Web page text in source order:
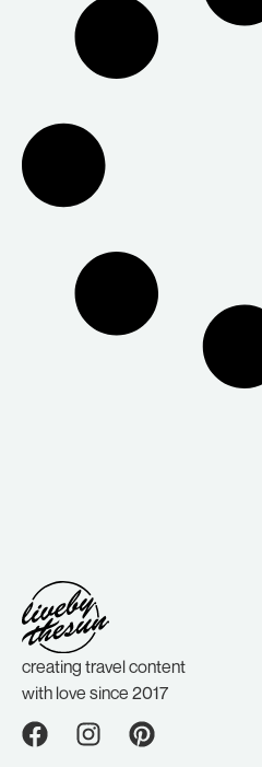
creating travel content
with love since 2017
Funktionen und sind für die
Cookie-
Statistiken (1)
Statistik Cookies erfassen
Informationen helfen uns
Externe Medien (1)
Inhalte von
Plattformen werden
Cookies von externen
der Zugriff auf diese